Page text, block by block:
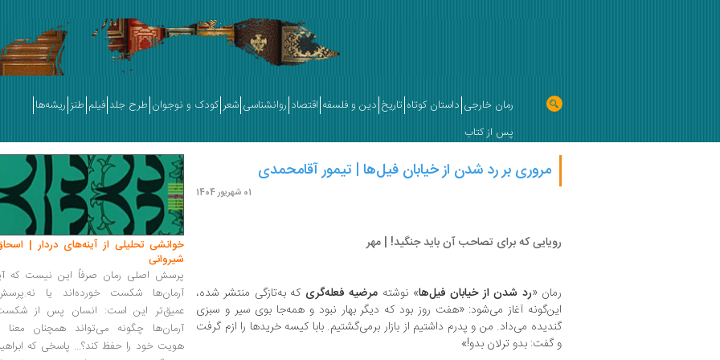
رمان خارجی داستان کوتاه تاریخ دین و فلسفه اقتصاد روانشناسی شعر کودک و نوجوان طرح جلد فیلم طنز ریشه‌ها
پس از کتاب
مروری بر رد شدن از خیابان فیل‌ها | تیمور آقامحمدی
01 شهریور 1404
رویایی که برای تصاحب آن باید جنگید! | مهر
رمان «رد شدن از خیابان فیل‌ها» نوشته مرضیه فعله‌گری که به‌تازگی منتشر شده،
این‌گونه آغاز می‌شود: «هفت روز بود که دیگر بهار نبود و همه‌جا بوی سیر و سبزی
گندیده می‌داد. من و پدرم داشتیم از بازار برمی‌گشتیم. بابا کیسه خریدها را ازم گرفت
و گفت: بدو ترلان بدو!»
خوانشی تحلیلی از آینه‌های دردار |
شیروانی
پرسش اصلی رمان صرفاً این نیست که
آرمان‌ها شکست خورده‌اند یا
عمیق‌تر این است: انسان پس از
آرمان‌ها چگونه می‌تواند همچنان معنا
هویت خود را حفظ کند؟... پاسخی که